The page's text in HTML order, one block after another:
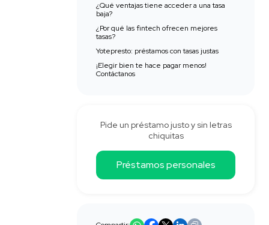
¿Qué ventajas tiene acceder a una tasa
baja?
¿Por qué las fintech ofrecen mejores
tasas?
Yotepresto: préstamos con tasas justas
¡Elegir bien te hace pagar menos!
Contáctanos
Pide un préstamo justo y sin letras
chiquitas
Préstamos personales